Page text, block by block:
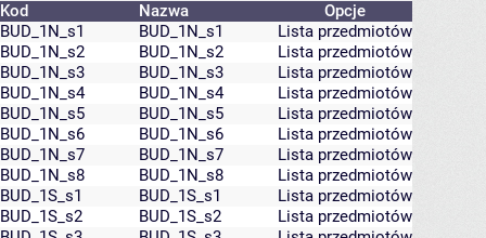
Kod Nazwa
Opcje
BUD_1N_s1
BUD_1N_s1
Lista przedmiotów
BUD_1N_s2
BUD_1N_s2
Lista przedmiotów
BUD_1N_s3
BUD_1N_s3
Lista przedmiotów
BUD_1N_s4
BUD_1N_s4
Lista przedmiotów
BUD_1N_s5
BUD_1N_s5
Lista przedmiotów
BUD_1N_s6
BUD_1N_s6
Lista przedmiotów
BUD_1N_s7
BUD_1N_s7
Lista przedmiotów
BUD_1N_s8
BUD_1N_s8
Lista przedmiotów
BUD_1S_s1
BUD_1S_s1
Lista przedmiotów
BUD_1S_s2
BUD_1S_s2
Lista przedmiotów